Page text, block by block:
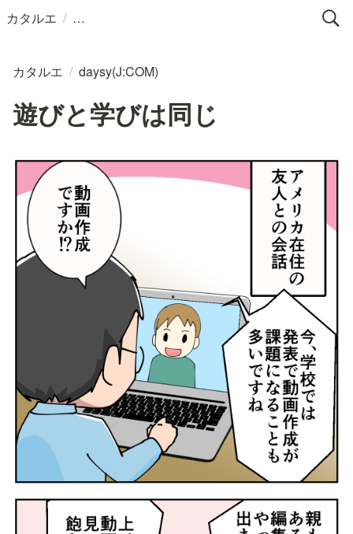
カタルエ /
カタルエ / daysy(J:COM)
遊びと学びは同じ